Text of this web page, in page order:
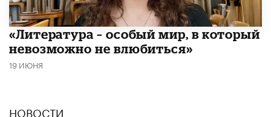
​«Литература – особый мир, в который
невозможно не влюбиться»
19 ИЮНЯ
НОВОСТИ